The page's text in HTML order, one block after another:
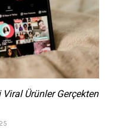
Ürünler Gerçekten